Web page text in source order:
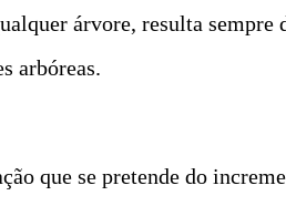
árvore, resulta
arbóreas.
que se pretende do